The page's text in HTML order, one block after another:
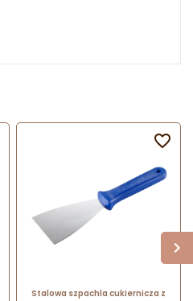
Stalowa szpachla cukiernicza z
